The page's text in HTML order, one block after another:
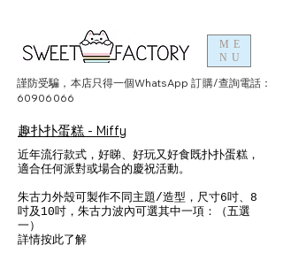
ME
NU
謹防受騙，本店只得一個WhatsApp 訂購/查詢電話：
60906066
趣扑扑蛋糕 - Miffy
近年流行款式，好睇、好玩又好食既扑扑蛋糕，
適合任何派對或場合的慶祝活動。
朱古力外殼可製作不同主題/造型，尺寸6吋、8
吋及10吋，朱古力波內可選其中一項：（五選
一）
詳情按此了解